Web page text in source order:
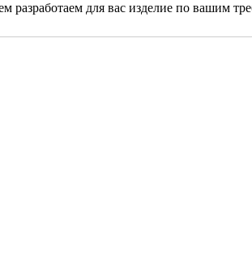
разработаем для вас изделие по вашим